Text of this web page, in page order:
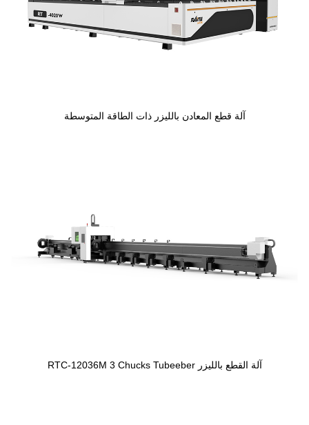
آلة قطع المعادن بالليزر ذات الطاقة المتوسطة
آلة القطع بالليزر RTC-12036M 3 Chucks Tubeeber